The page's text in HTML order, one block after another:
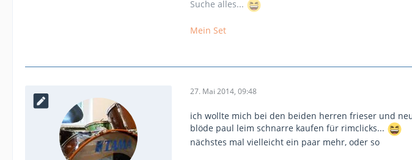
Suche alles...
Mein Set
27. Mai 2014, 09:48
ich wollte mich bei den beiden herren frieser und
blöde paul leim schnarre kaufen für rimclicks...
nächstes mal vielleicht ein paar mehr, oder so